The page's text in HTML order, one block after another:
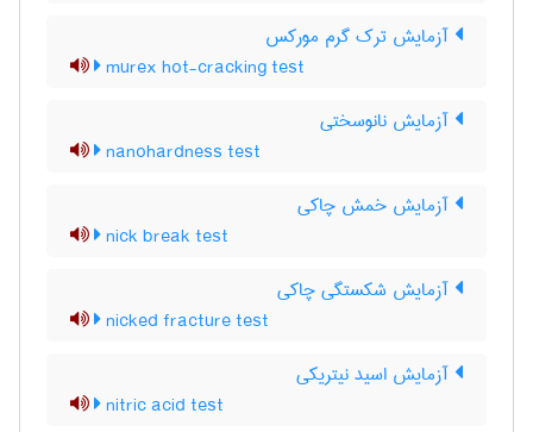
آزمایش ترک گرم مورکس
murex hot-cracking test
آزمایش نانوسختی
nanohardness test
آزمایش خمش چاکی
nick break test
آزمایش شکستگی چاکی
nicked fracture test
آزمایش اسید نیتریکی
nitric acid test